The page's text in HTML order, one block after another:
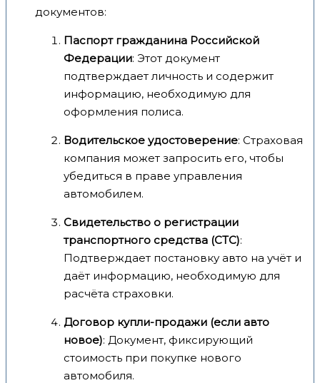
документов:
Паспорт гражданина Российской
Федерации: Этот документ
подтверждает личность и содержит
информацию, необходимую для
оформления полиса.
Водительское удостоверение: Страховая
компания может запросить его, чтобы
убедиться в праве управления
автомобилем.
Свидетельство о регистрации
транспортного средства (СТС):
Подтверждает постановку авто на учёт и
даёт информацию, необходимую для
расчёта страховки.
Договор купли-продажи (если авто
новое): Документ, фиксирующий
стоимость при покупке нового
автомобиля.